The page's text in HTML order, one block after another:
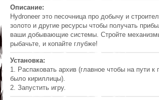
Описание:
Hydroneer это песочница про добычу и
золото и другие ресурсы чтобы получать
ваши добывающие системы. Стройте
рыбачьте, и копайте глубже!
Установка:
1. Распаковать архив (главное чтобы на пути к
было кириллицы).
2. Запустить игру.